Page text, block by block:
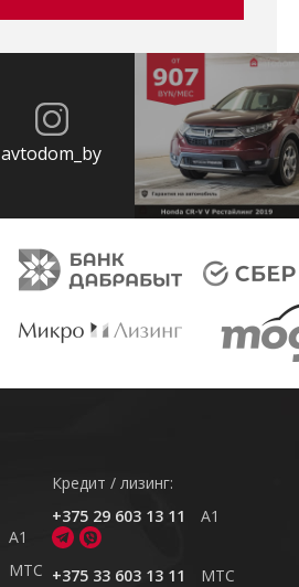
avtodom_by
A1
MTC
Кредит / лизинг:
+375 29 603 13 11
A1
+375 33 603 13 11
MTC